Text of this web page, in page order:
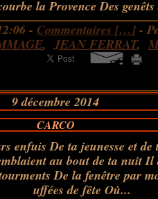
la Provence Des
- Commentaires […]-
,JEAN FERRAT,
9 décembre 2014
CARCO
enfuis De ta jeunesse et de
au bout de ta nuit
De la fenêtre par
uffées de fête Où...